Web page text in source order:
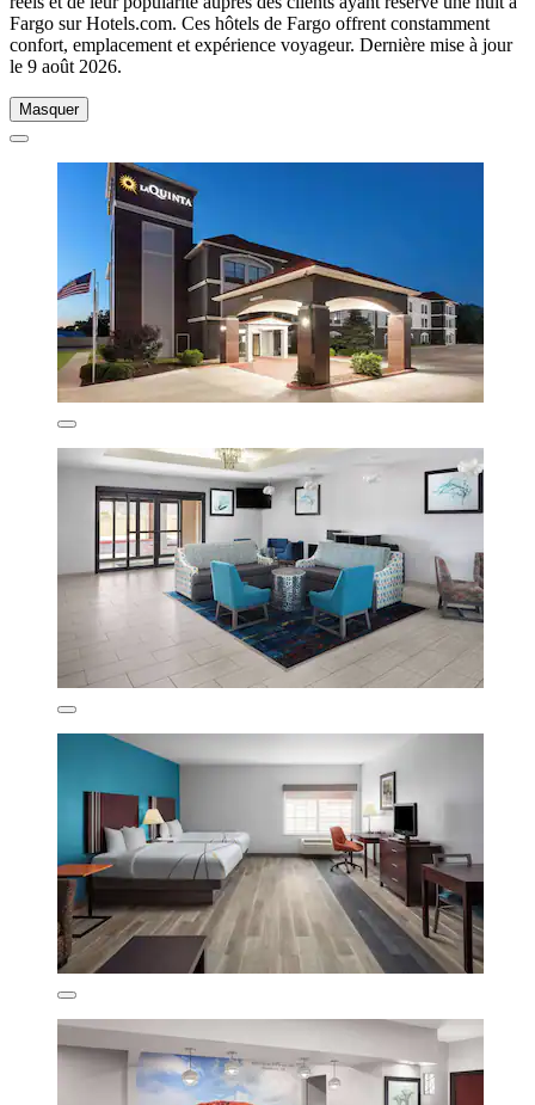
Fargo sur Hotels.com. Ces hôtels de Fargo offrent constamment
confort, emplacement et expérience voyageur. Dernière mise à jour
le 9 août 2026.
Masquer